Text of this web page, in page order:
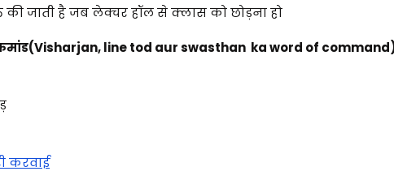
की जाती है जब लेक्चर हॉल से क्लास को छोड़ना हो
(Visharjan, line tod aur swasthan ka word of
करवाई